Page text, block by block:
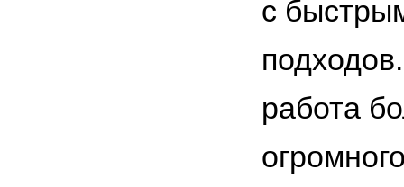
с
работа